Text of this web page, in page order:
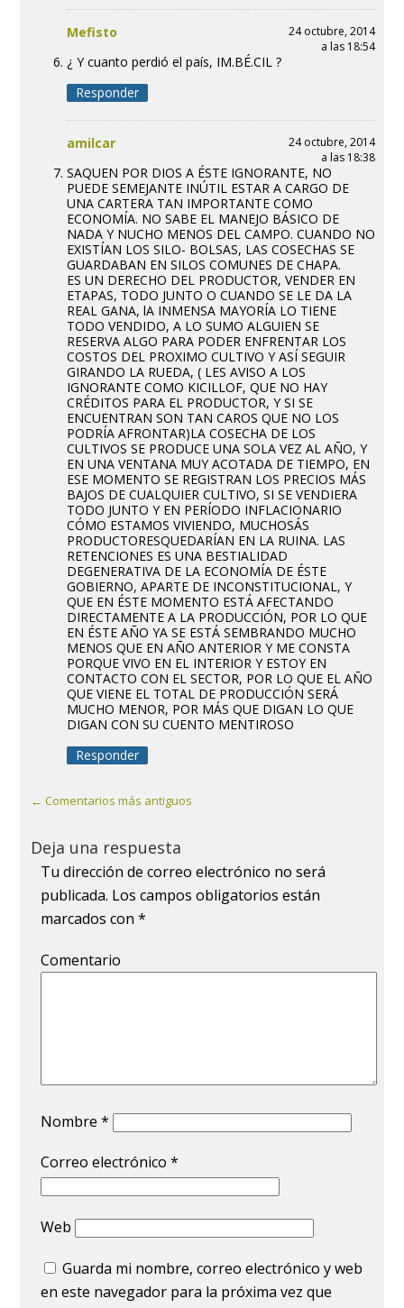
Mefisto
24 octubre, 2014
a las 18:54
¿ Y cuanto perdió el país, IM.BÉ.CIL ?
Responder
amilcar
24 octubre, 2014
a las 18:38
SAQUEN POR DIOS A ÉSTE IGNORANTE, NO
PUEDE SEMEJANTE INÚTIL ESTAR A CARGO DE
UNA CARTERA TAN IMPORTANTE COMO
ECONOMÍA. NO SABE EL MANEJO BÁSICO DE
NADA Y NUCHO MENOS DEL CAMPO. CUANDO NO
EXISTÍAN LOS SILO- BOLSAS, LAS COSECHAS SE
GUARDABAN EN SILOS COMUNES DE CHAPA.
ES UN DERECHO DEL PRODUCTOR, VENDER EN
ETAPAS, TODO JUNTO O CUANDO SE LE DA LA
REAL GANA, lA INMENSA MAYORÍA LO TIENE
TODO VENDIDO, A LO SUMO ALGUIEN SE
RESERVA ALGO PARA PODER ENFRENTAR LOS
COSTOS DEL PROXIMO CULTIVO Y ASÍ SEGUIR
GIRANDO LA RUEDA, ( LES AVISO A LOS
IGNORANTE COMO KICILLOF, QUE NO HAY
CRÉDITOS PARA EL PRODUCTOR, Y SI SE
ENCUENTRAN SON TAN CAROS QUE NO LOS
PODRÍA AFRONTAR)LA COSECHA DE LOS
CULTIVOS SE PRODUCE UNA SOLA VEZ AL AÑO, Y
EN UNA VENTANA MUY ACOTADA DE TIEMPO, EN
ESE MOMENTO SE REGISTRAN LOS PRECIOS MÁS
BAJOS DE CUALQUIER CULTIVO, SI SE VENDIERA
TODO JUNTO Y EN PERÍODO INFLACIONARIO
CÓMO ESTAMOS VIVIENDO, MUCHOSÁS
PRODUCTORESQUEDARÍAN EN LA RUINA. LAS
RETENCIONES ES UNA BESTIALIDAD
DEGENERATIVA DE LA ECONOMÍA DE ÉSTE
GOBIERNO, APARTE DE INCONSTITUCIONAL, Y
QUE EN ÉSTE MOMENTO ESTÁ AFECTANDO
DIRECTAMENTE A LA PRODUCCIÓN, POR LO QUE
EN ÉSTE AÑO YA SE ESTÁ SEMBRANDO MUCHO
MENOS QUE EN AÑO ANTERIOR Y ME CONSTA
PORQUE VIVO EN EL INTERIOR Y ESTOY EN
CONTACTO CON EL SECTOR, POR LO QUE EL AÑO
QUE VIENE EL TOTAL DE PRODUCCIÓN SERÁ
MUCHO MENOR, POR MÁS QUE DIGAN LO QUE
DIGAN CON SU CUENTO MENTIROSO
Responder
← Comentarios más antiguos
Deja una respuesta
Tu dirección de correo electrónico no será
publicada. Los campos obligatorios están
marcados con*
Comentario
Nombre*
Correo electrónico*
Web
Guarda mi nombre, correo electrónico y web
en este navegador para la próxima vez que